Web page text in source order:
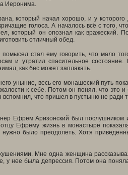
Иеронима.
который начал хорошо, и у
голоса. А началось всё с того,
который он опознал как вражеский.
отличный обед.
стал ему говорить, что мало
и утратил спасительное
как бес может заплакать.
уныние, весь его монашеский путь
к себе. Потом он понял, что это
что пришел в пустыню не ради
Ефрем Аризонский был послушником
Ефрему жизнь в монастыре
нужно было преодолеть. Хотя
Мне одна женщина
у нее была депрессия. Потом она